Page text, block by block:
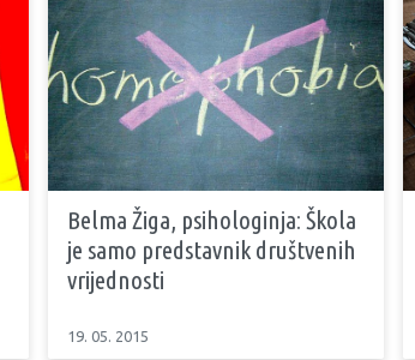
Belma Žiga, psihologinja: Škola
je samo predstavnik društvenih
vrijednosti
19. 05. 2015